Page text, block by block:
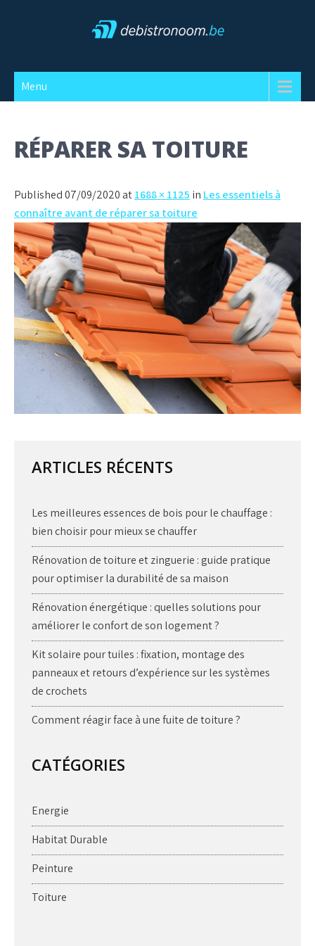
Debistronoom
Menu
RÉPARER SA TOITURE
Published 07/09/2020 at1688 × 1125 in Les essentiels à
connaître avant de réparer sa toiture
ARTICLES RÉCENTS
Les meilleures essences de bois pour le chauffage :
bien choisir pour mieux se chauffer
Rénovation de toiture et zinguerie : guide pratique
pour optimiser la durabilité de sa maison
Rénovation énergétique : quelles solutions pour
améliorer le confort de son logement ?
Kit solaire pour tuiles : fixation, montage des
panneaux et retours d’expérience sur les systèmes
de crochets
Comment réagir face à une fuite de toiture ?
CATÉGORIES
Energie
Habitat Durable
Peinture
Toiture